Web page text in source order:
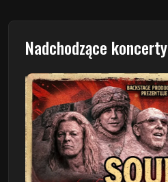
Nadchodzące koncerty